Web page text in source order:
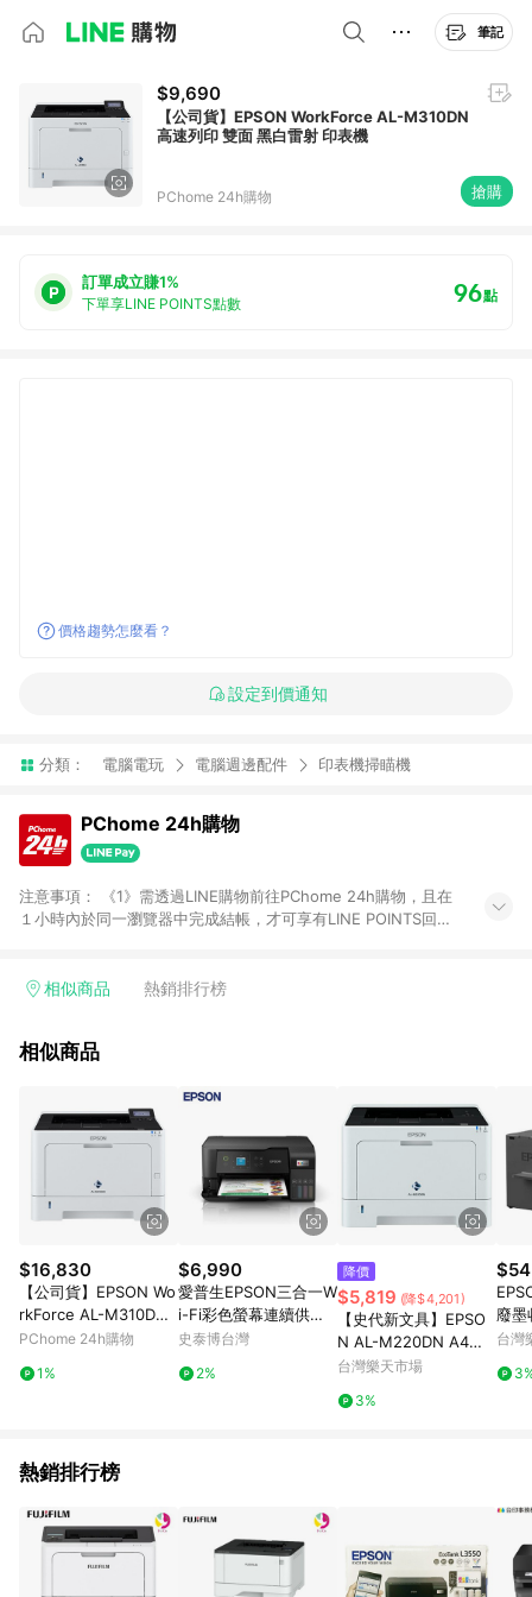
筆記
$9,690
【公司貨】EPSON WorkForce AL-M310DN
高速列印 雙面 黑白雷射 印表機
PChome 24h購物 搶購
訂單成立賺1%
下單享LINE POINTS點數 96點
價格趨勢怎麼看？
設定到價通知
分類： 電腦電玩 電腦週邊配件 印表機掃瞄機
PChome 24h購物
注意事項： 《1》需透過LINE購物前往PChome 24h購物，且在
１小時內於同一瀏覽器中完成結帳，才可享有LINE POINTS回饋
在點數回饋範圍內。 《3》如取消訂單、退貨、購物中登出
品、票券、訂閱方案、PChome儲值商品、企業專區/企業採購、
值點數、點數/禮物卡 [2025/2/16起適用] - 票券全品項
[2026/6/2起適用] 《5》回饋點數的計算將會排除【訂單活動折
扣 (含折價券折扣)】、【P幣扣抵】、【現金積點扣抵】及【訂單
運費】等金額。 《6》符合LINE POINTS回饋資格之訂單將於商
家訂單頁面標示「LINE回饋」，若無此標示則 不符合回饋LINE
POINTS點數資格亦不得使用點數紅包 。 《7》LINE購物設有
「單一商品最高回饋點數」機制 (特殊活動時開放「回饋無上
限」)，以同一訂單中同一商品不論件數計算，並依訂單成立時間
當下LINE購物所設定的回饋機制為準。 《8》LINE購物為購物資
訊整合性平台，商品資料更新會有時間差，如顯示之商品規格、
顏色、價位、贈品與PChome 24h購物銷售網頁不符，以銷售網
頁標示為準！
相似商品 熱銷排行榜
相似商品
$16,830
【公司貨】EPSON Wo
rkForce AL-M310DN
高速列印 雙面 黑白雷
粉二支
PChome 24h購物
1%
$6,990
愛普生EPSON三合一W
i-Fi彩色螢幕連續供墨
複合機/L3560
史泰博台灣
2%
降價
$5,819 (降$4,201)
【史代新文具】EPSO
N AL-M220DN A4黑
白商用雷射網路印表機
台灣樂天市場
3%
廢墨
台灣
熱銷排行榜